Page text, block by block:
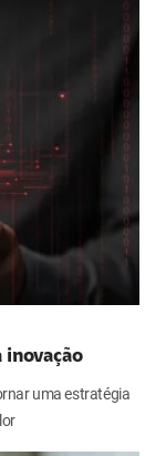
inovação
uma estratégia